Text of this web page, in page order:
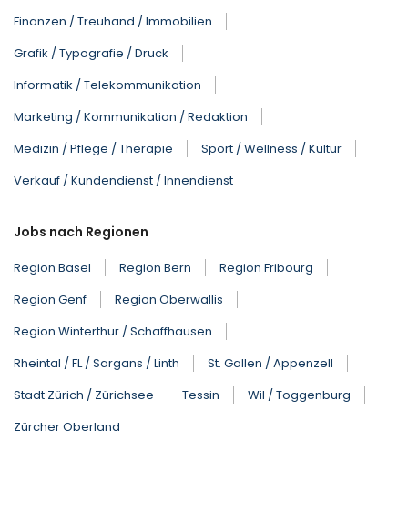
Finanzen / Treuhand / Immobilien
Grafik / Typografie / Druck
Informatik / Telekommunikation
Marketing / Kommunikation / Redaktion
Medizin / Pflege / Therapie
Sport / Wellness / Kultur
Verkauf / Kundendienst / Innendienst
Jobs nach Regionen
Region Basel Region Bern
Region Fribourg
Region Genf
Region Oberwallis
Region Winterthur / Schaffhausen
Rheintal / FL / Sargans / Linth
St. Gallen / Appenzell
Stadt Zürich / Zürichsee
Tessin
Wil / Toggenburg
Zürcher Oberland